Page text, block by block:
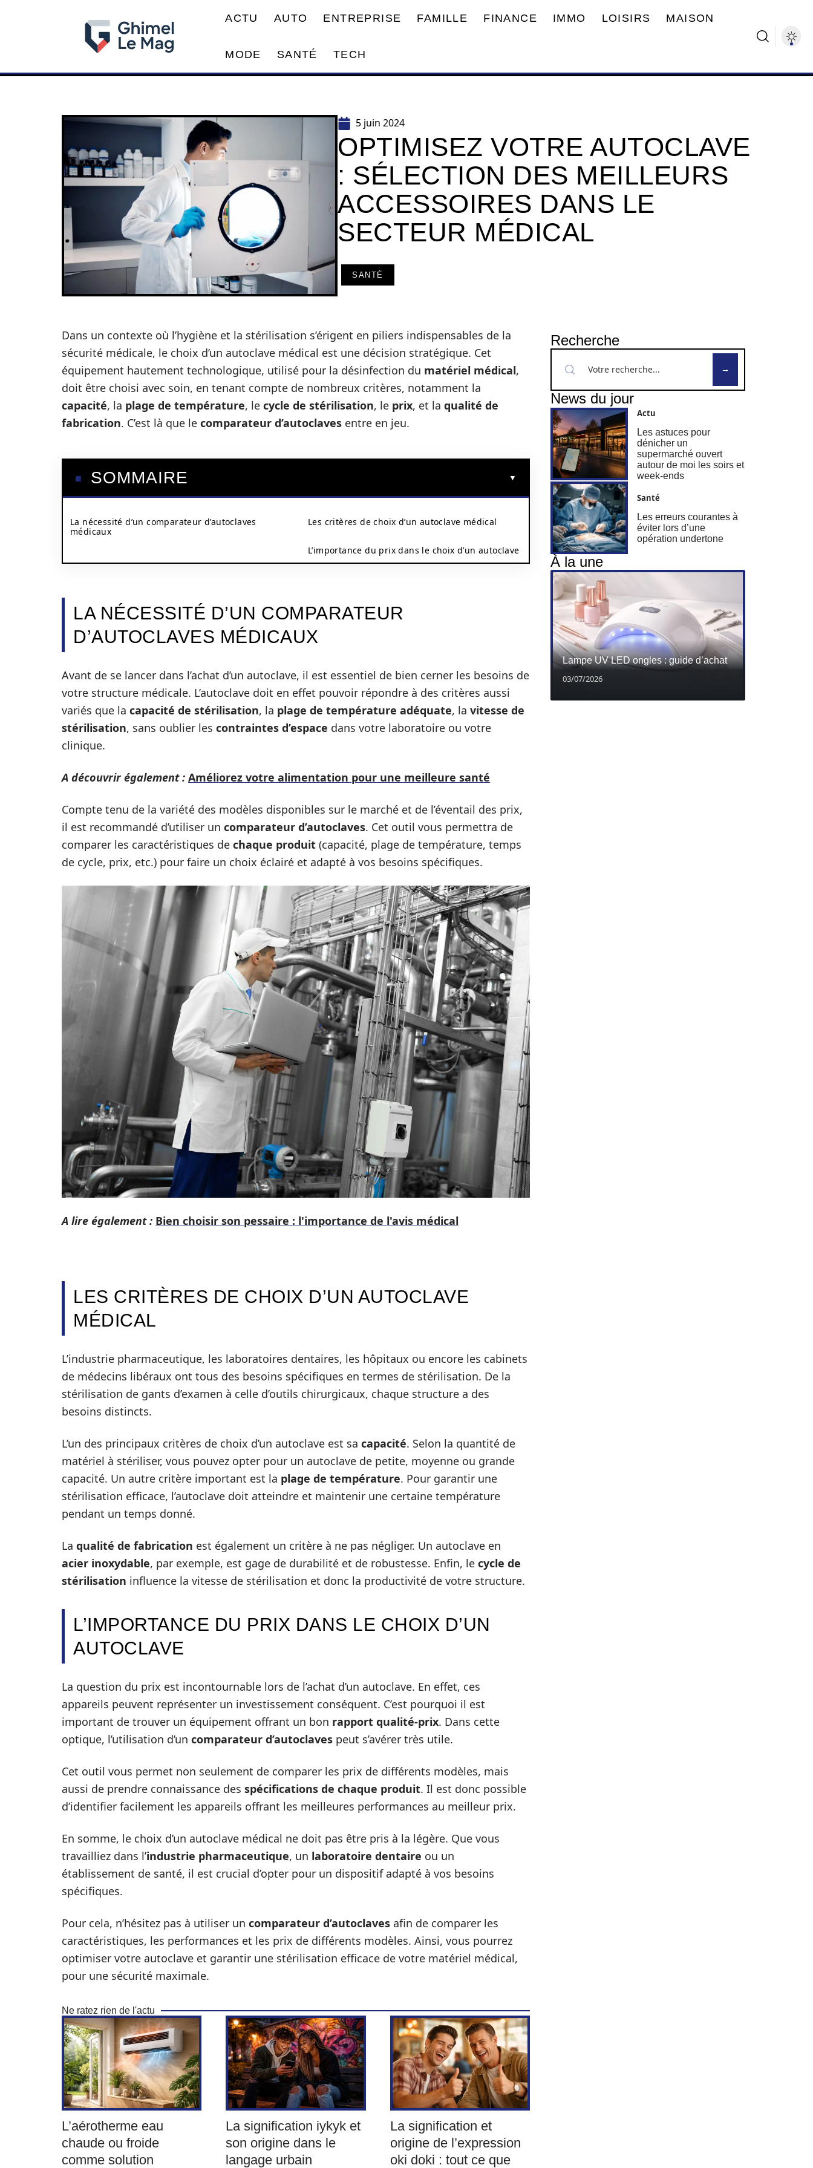
ACTU AUTO ENTREPRISE FAMILLE FINANCE IMMO LOISIRS MAISON
MODE SANTÉ TECH
5 juin 2024
OPTIMISEZ VOTRE AUTOCLAVE
: SÉLECTION DES MEILLEURS
ACCESSOIRES DANS LE
SECTEUR MÉDICAL
SANTÉ
Dans un contexte où l’hygiène et la stérilisation s’érigent en piliers indispensables de la
sécurité médicale, le choix d’un autoclave médical est une décision stratégique. Cet
équipement hautement technologique, utilisé pour la désinfection du matériel médical,
doit être choisi avec soin, en tenant compte de nombreux critères, notamment la
capacité, la plage de température, le cycle de stérilisation, le prix, et la qualité de
fabrication. C’est là que le comparateur d’autoclaves entre en jeu.
SOMMAIRE
La nécessité d’un comparateur d’autoclaves
médicaux
Les critères de choix d’un autoclave médical
L’importance du prix dans le choix d’un autoclave
LA NÉCESSITÉ D’UN COMPARATEUR
D’AUTOCLAVES MÉDICAUX
Avant de se lancer dans l’achat d’un autoclave, il est essentiel de bien cerner les besoins de
votre structure médicale. L’autoclave doit en effet pouvoir répondre à des critères aussi
variés que la capacité de stérilisation, la plage de température adéquate, la vitesse de
stérilisation, sans oublier les contraintes d’espace dans votre laboratoire ou votre
clinique.
A découvrir également : Améliorez votre alimentation pour une meilleure santé
Compte tenu de la variété des modèles disponibles sur le marché et de l’éventail des prix,
il est recommandé d’utiliser un comparateur d’autoclaves. Cet outil vous permettra de
comparer les caractéristiques de chaque produit (capacité, plage de température, temps
de cycle, prix, etc.) pour faire un choix éclairé et adapté à vos besoins spécifiques.
A lire également : Bien choisir son pessaire : l'importance de l'avis médical
LES CRITÈRES DE CHOIX D’UN AUTOCLAVE
MÉDICAL
L’industrie pharmaceutique, les laboratoires dentaires, les hôpitaux ou encore les cabinets
de médecins libéraux ont tous des besoins spécifiques en termes de stérilisation. De la
stérilisation de gants d’examen à celle d’outils chirurgicaux, chaque structure a des
besoins distincts.
L’un des principaux critères de choix d’un autoclave est sa capacité. Selon la quantité de
matériel à stériliser, vous pouvez opter pour un autoclave de petite, moyenne ou grande
capacité. Un autre critère important est la plage de température. Pour garantir une
stérilisation efficace, l’autoclave doit atteindre et maintenir une certaine température
pendant un temps donné.
La qualité de fabrication est également un critère à ne pas négliger. Un autoclave en
acier inoxydable, par exemple, est gage de durabilité et de robustesse. Enfin, le cycle de
stérilisation influence la vitesse de stérilisation et donc la productivité de votre structure.
L’IMPORTANCE DU PRIX DANS LE CHOIX D’UN
AUTOCLAVE
La question du prix est incontournable lors de l’achat d’un autoclave. En effet, ces
appareils peuvent représenter un investissement conséquent. C’est pourquoi il est
important de trouver un équipement offrant un bon rapport qualité-prix. Dans cette
optique, l’utilisation d’un comparateur d’autoclaves peut s’avérer très utile.
Cet outil vous permet non seulement de comparer les prix de différents modèles, mais
aussi de prendre connaissance des spécifications de chaque produit. Il est donc possible
d’identifier facilement les appareils offrant les meilleures performances au meilleur prix.
En somme, le choix d’un autoclave médical ne doit pas être pris à la légère. Que vous
travailliez dans l’industrie pharmaceutique, un laboratoire dentaire ou un
établissement de santé, il est crucial d’opter pour un dispositif adapté à vos besoins
spécifiques.
Pour cela, n’hésitez pas à utiliser un comparateur d’autoclaves afin de comparer les
caractéristiques, les performances et les prix de différents modèles. Ainsi, vous pourrez
optimiser votre autoclave et garantir une stérilisation efficace de votre matériel médical,
pour une sécurité maximale.
Ne ratez rien de l'actu
L’aérotherme eau
chaude ou froide
comme solution
La signification iykyk et
son origine dans le
langage urbain
La signification et
origine de l’expression
oki doki : tout ce que
Recherche
News du jour
Actu
Les astuces pour
dénicher un
supermarché ouvert
autour de moi les soirs et
week-ends
Santé
Les erreurs courantes à
éviter lors d’une
opération undertone
À la une
Lampe UV LED ongles : guide d’achat
03/07/2026